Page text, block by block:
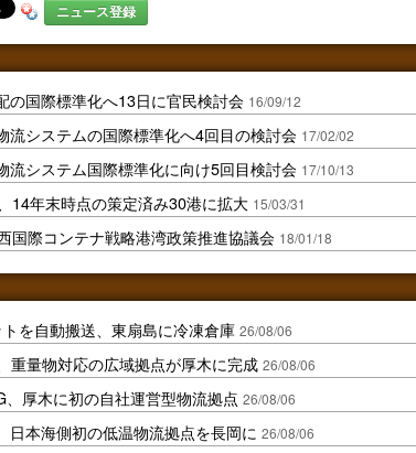
ニュース登録
の国際標準化へ13日に官民検討会 16/09/12
流システムの国際標準化へ4回目の検討会 17/02/02
流システム国際標準化に向け5回目検討会 17/10/13
14年末時点の策定済み30港に拡大 15/03/31
国際コンテナ戦略港湾政策推進協議会 18/01/18
を自動搬送、東扇島に冷凍倉庫 26/08/06
重量物対応の広域拠点が厚木に完成 26/08/06
、厚木に初の自社運営型物流拠点 26/08/06
日本海側初の低温物流拠点を長岡に 26/08/06